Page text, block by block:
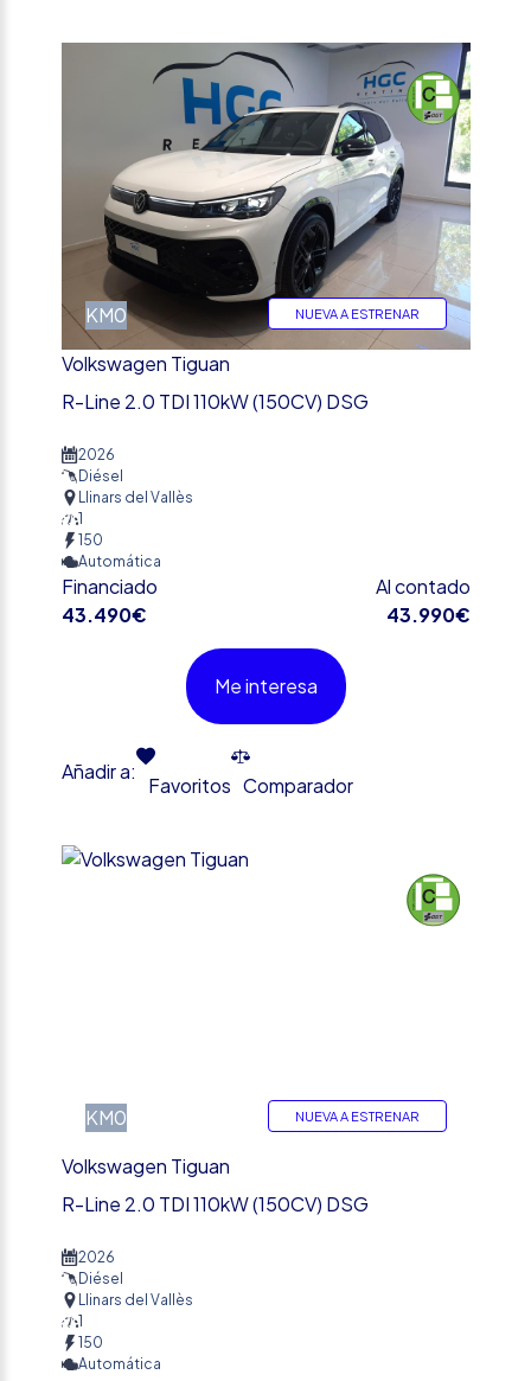
KM0 NUEVA A ESTRENAR
Volkswagen Tiguan
R-Line 2.0 TDI 110kW (150CV) DSG
2026
Diésel
Llinars del Vallès
1
150
Automática
Financiado
43.490€
Al contado
43.990€
Me interesa
Añadir a:
Favoritos Comparador
KM0
%
NUEVA A ESTRENAR
Volkswagen Tiguan
R-Line 2.0 TDI 110kW (150CV) DSG
2026
Diésel
Llinars del Vallès
1
150
Automática